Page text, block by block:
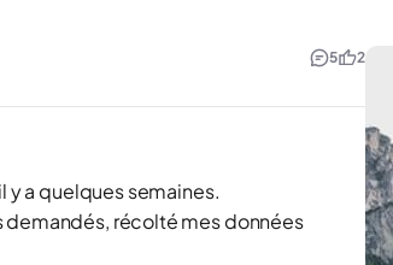
5 2
y a quelques semaines.
demandés, récolté mes données